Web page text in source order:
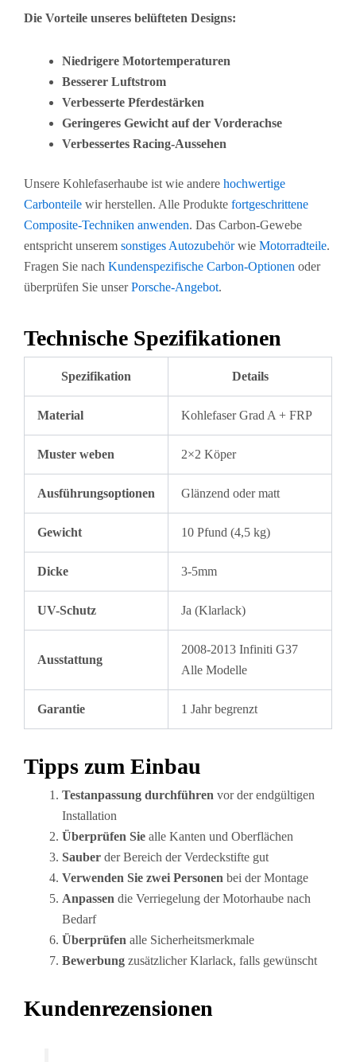
Die Vorteile unseres belüfteten Designs:
Niedrigere Motortemperaturen
Besserer Luftstrom
Verbesserte Pferdestärken
Geringeres Gewicht auf der Vorderachse
Verbessertes Racing-Aussehen
Unsere Kohlefaserhaube ist wie andere hochwertige
Carbonteile wir herstellen. Alle Produkte fortgeschrittene
Composite-Techniken anwenden. Das Carbon-Gewebe
entspricht unserem sonstiges Autozubehörwie Motorradteile.
Fragen Sie nach Kundenspezifische Carbon-Optionen oder
überprüfen Sie unserPorsche-Angebot.
Technische Spezifikationen
Spezifikation Details
Material Kohlefaser Grad A + FRP
Muster weben 2×2 Köper
Ausführungsoptionen Glänzend oder matt
Gewicht 10 Pfund (4,5 kg)
Dicke 3-5mm
UV-Schutz Ja (Klarlack)
Ausstattung
2008-2013 Infiniti G37
Alle Modelle
Garantie 1 Jahr begrenzt
Tipps zum Einbau
Testanpassung durchführen vor der endgültigen
Installation
Überprüfen Sie alle Kanten und Oberflächen
Sauber der Bereich der Verdeckstifte gut
Verwenden Sie zwei Personen bei der Montage
Anpassen die Verriegelung der Motorhaube nach
Bedarf
Überprüfen alle Sicherheitsmerkmale
Bewerbung zusätzlicher Klarlack, falls gewünscht
Kundenrezensionen